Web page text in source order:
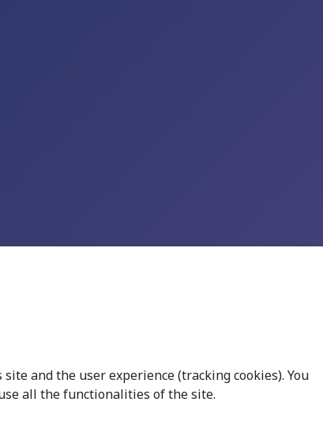
and the user experience (tracking cookies). You
all the functionalities of the site.